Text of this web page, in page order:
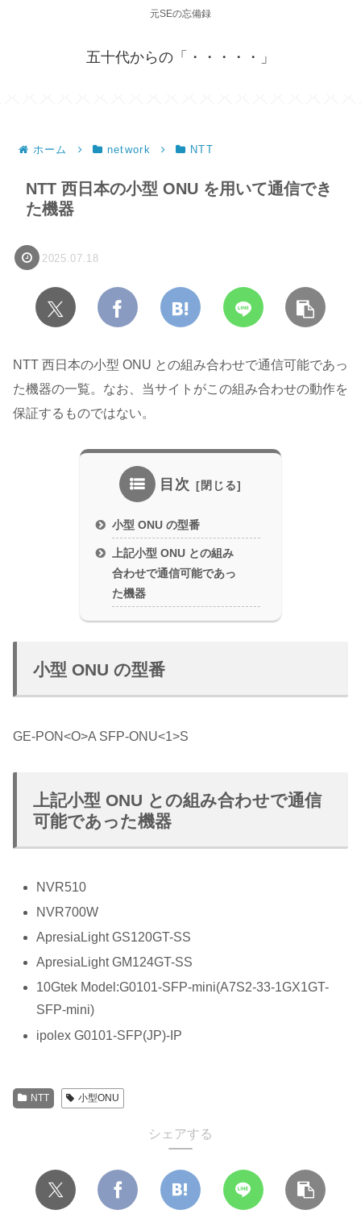
元SEの忘備録
五十代からの「・・・・・」
ホーム network NTT
NTT 西日本の小型 ONU を用いて通信でき
た機器
2025.07.18
NTT 西日本の小型 ONU との組み合わせで通信可能であっ
た機器の一覧。なお、当サイトがこの組み合わせの動作を
保証するものではない。
目次
小型 ONU の型番
上記小型 ONU との組み
合わせで通信可能であっ
た機器
小型 ONU の型番
GE-PON<O>A SFP-ONU<1>S
上記小型 ONU との組み合わせで通信
可能であった機器
NVR510
NVR700W
ApresiaLight GS120GT-SS
ApresiaLight GM124GT-SS
10Gtek Model:G0101-SFP-mini(A7S2-33-1GX1GT-
SFP-mini)
ipolex G0101-SFP(JP)-IP
NTT 小型ONU
シェアする